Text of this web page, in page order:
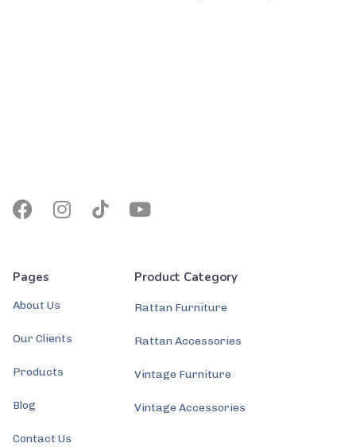
Pages
About Us
Our Clients
Products
Blog
Contact Us
Product Category
Rattan Furniture
Rattan Accessories
Vintage Furniture
Vintage Accessories